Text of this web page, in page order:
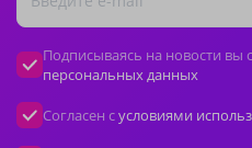
Подписываясь на новости вы
персональных данных
Согласен сусловиями